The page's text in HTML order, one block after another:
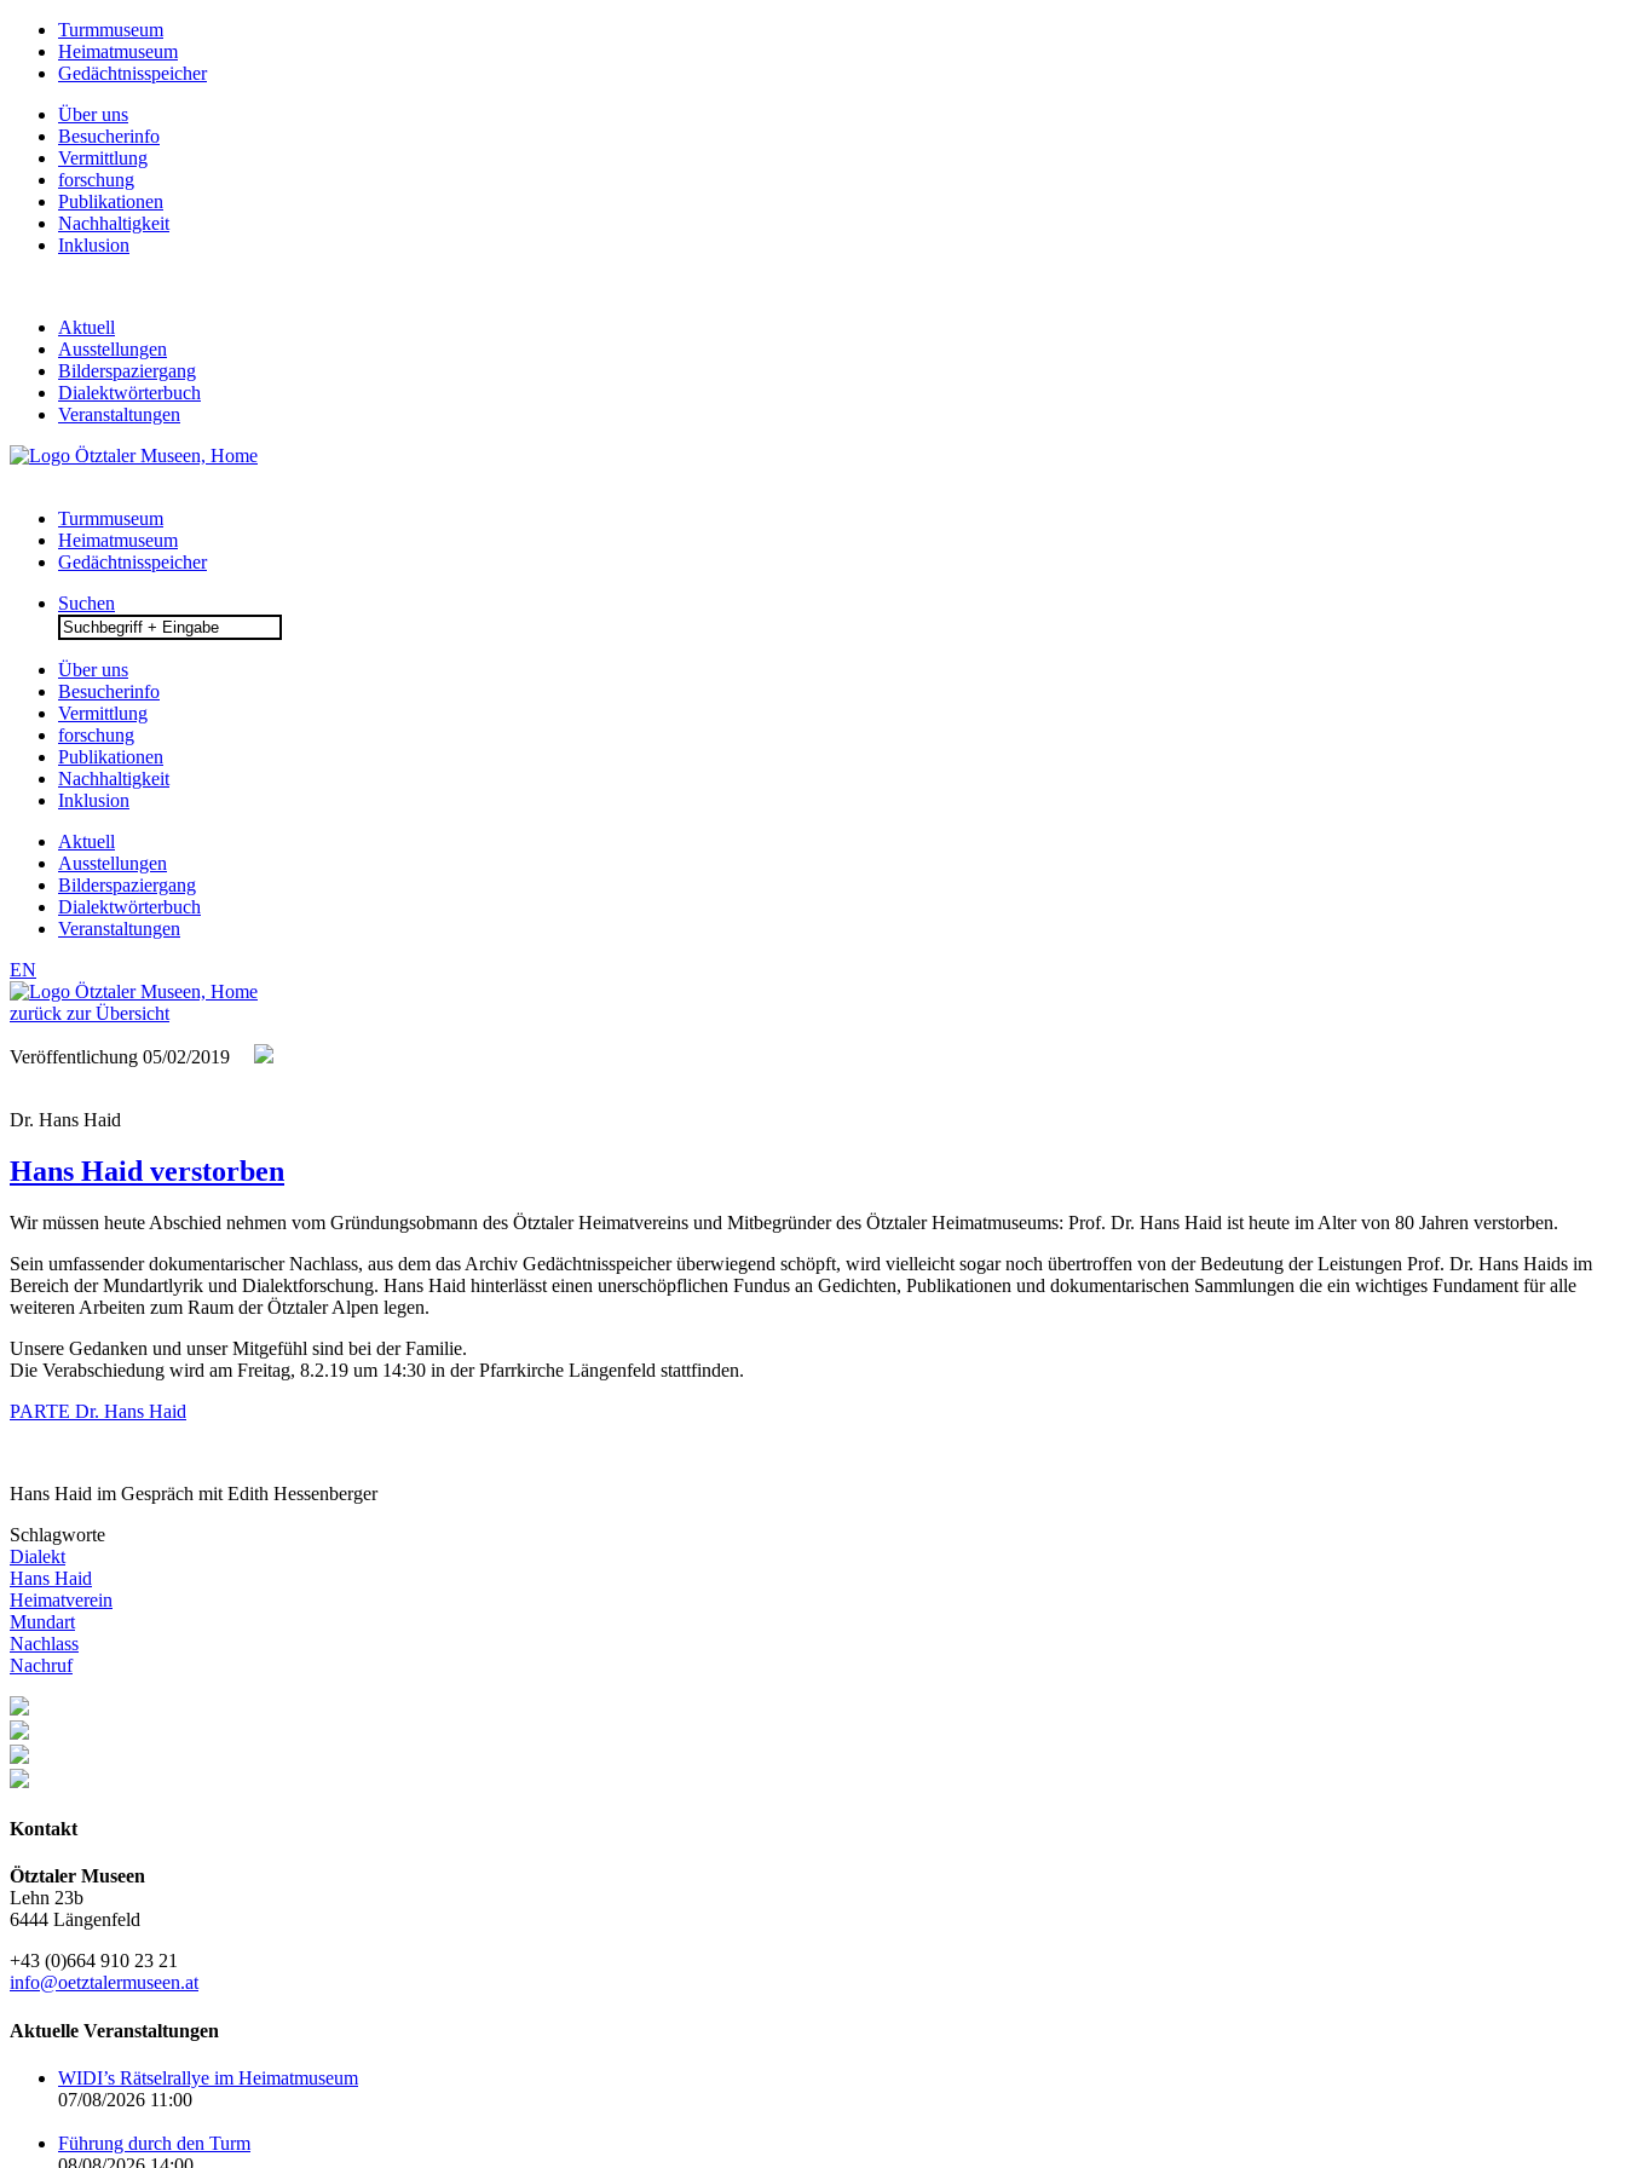
Turmmuseum
Heimatmuseum
Gedächtnisspeicher
Über uns
Besucherinfo
Vermittlung
forschung
Publikationen
Nachhaltigkeit
Inklusion
Aktuell
Ausstellungen
Bilderspaziergang
Dialektwörterbuch
Veranstaltungen
Turmmuseum
Heimatmuseum
Gedächtnisspeicher
Suchen
Search
for:
Über uns
Besucherinfo
Vermittlung
forschung
Publikationen
Nachhaltigkeit
Inklusion
Aktuell
Ausstellungen
Bilderspaziergang
Dialektwörterbuch
Veranstaltungen
EN
zurück zur Übersicht
Veröffentlichung 05/02/2019
Dr. Hans Haid
Hans Haid verstorben
Wir müssen heute Abschied nehmen vom Gründungsobmann des Ötztaler Heimatvereins und Mitbegründer des Ötztaler Heimatmuseums: Prof. Dr. Hans Haid ist heute im Alter von 80 Jahren verstorben.
Sein umfassender dokumentarischer Nachlass, aus dem das Archiv Gedächtnisspeicher überwiegend schöpft, wird vielleicht sogar noch übertroffen von der Bedeutung der Leistungen Prof. Dr. Hans Haids im
Bereich der Mundartlyrik und Dialektforschung. Hans Haid hinterlässt einen unerschöpflichen Fundus an Gedichten, Publikationen und dokumentarischen Sammlungen die ein wichtiges Fundament für alle
weiteren Arbeiten zum Raum der Ötztaler Alpen legen.
Unsere Gedanken und unser Mitgefühl sind bei der Familie.
Die Verabschiedung wird am Freitag, 8.2.19 um 14:30 in der Pfarrkirche Längenfeld stattfinden.
PARTE Dr. Hans Haid
Hans Haid im Gespräch mit Edith Hessenberger
Schlagworte
Dialekt
Hans Haid
Heimatverein
Mundart
Nachlass
Nachruf
Kontakt
Ötztaler Museen
Lehn 23b
6444 Längenfeld
+43 (0)664 910 23 21
info@oetztalermuseen.at
Aktuelle Veranstaltungen
WIDI’s Rätselrallye im Heimatmuseum
07/08/2026 11:00
Führung durch den Turm